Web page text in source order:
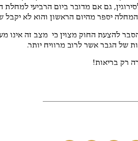
גם אם מדובר ביום הרביעי
המחלה יספר מהיום הראשון והוא לא יקבל
להצעת החוק מצוין כי מצב זה אינו
של הגבר אשר לרוב מרוויח יותר.
רק בריאות!